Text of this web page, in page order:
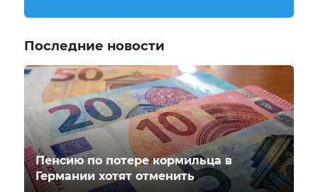
Последние новости
Пенсию по потере кормильца в
Германии хотят отменить